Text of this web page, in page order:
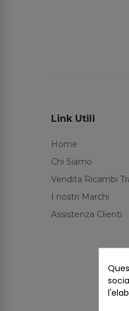
Link Utili
Home
Chi Siamo
Vendita Ricambi
I nostri Marchi
Assistenza Clienti